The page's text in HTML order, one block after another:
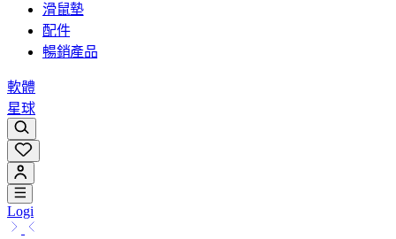
滑鼠墊
配件
暢銷產品
軟體
星球
Logi